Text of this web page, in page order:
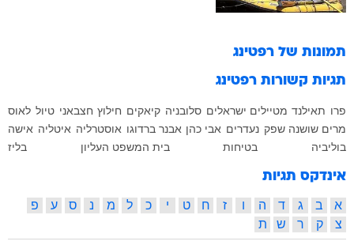
תמונות של רפטינג
תגיות קשורות רפטינג
פרו תאילנד מטיילים ישראלים סלובניה קיאקים חילוץ חצבאני טיול לאוס
מרים שושנה שפק נעדרים אבי כהן אבנר ברדוגו אוסטרליה איטליה אישה
בוליביה
בטיחות בית המשפט העליון בליז
אינדקס תגיות
א ב ג ד ה ו ז ח ט י כ ל מ נ ס ע
פ
צ
ק ר ש ת